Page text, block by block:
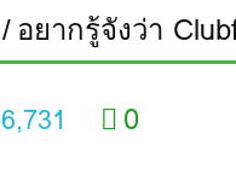
อยากรู้จังว่า
6,731 0